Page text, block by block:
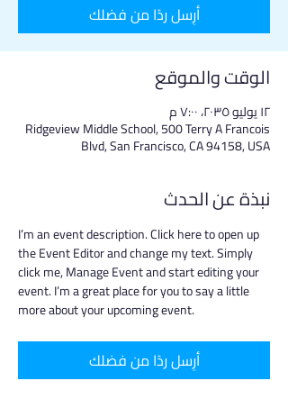
أرِسل ردًا من فضلك
الوقت والموقع
١٢ يوليو ٢٠٣٥، ٧:٠٠ م
Ridgeview Middle School, 500 Terry A Francois
Blvd, San Francisco, CA 94158, USA
نبذة عن الحدث
I’m an event description. Click here to open up
the Event Editor and change my text. Simply
click me, Manage Event and start editing your
event. I’m a great place for you to say a little
more about your upcoming event.
أرِسل ردًا من فضلك